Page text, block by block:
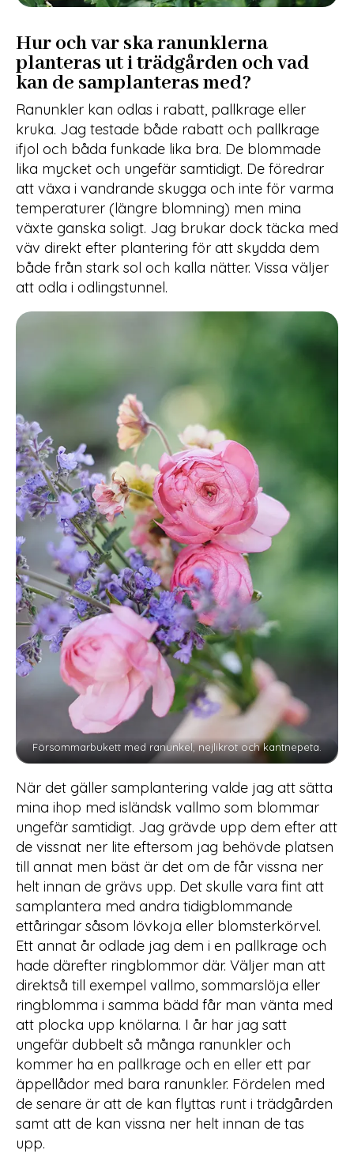
Hur och var ska ranunklerna
planteras ut i trädgården och vad
kan de samplanteras med?
Ranunkler kan odlas i rabatt, pallkrage eller
kruka. Jag testade både rabatt och pallkrage
ifjol och båda funkade lika bra. De blommade
lika mycket och ungefär samtidigt. De föredrar
att växa i vandrande skugga och inte för varma
temperaturer (längre blomning) men mina
växte ganska soligt. Jag brukar dock täcka med
väv direkt efter plantering för att skydda dem
både från stark sol och kalla nätter. Vissa väljer
att odla i odlingstunnel.
Försommarbukett med ranunkel, nejlikrot och kantnepeta.
När det gäller samplantering valde jag att sätta
mina ihop med isländsk vallmo som blommar
ungefär samtidigt. Jag grävde upp dem efter att
de vissnat ner lite eftersom jag behövde platsen
till annat men bäst är det om de får vissna ner
helt innan de grävs upp. Det skulle vara fint att
samplantera med andra tidigblommande
ettåringar såsom lövkoja eller blomsterkörvel.
Ett annat år odlade jag dem i en pallkrage och
hade därefter ringblommor där. Väljer man att
direktså till exempel vallmo, sommarslöja eller
ringblomma i samma bädd får man vänta med
att plocka upp knölarna. I år har jag satt
ungefär dubbelt så många ranunkler och
kommer ha en pallkrage och en eller ett par
äppellådor med bara ranunkler. Fördelen med
de senare är att de kan flyttas runt i trädgården
samt att de kan vissna ner helt innan de tas
upp.